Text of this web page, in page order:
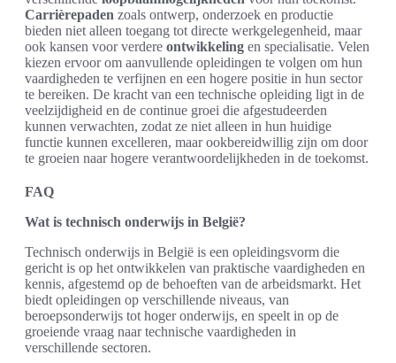
Carrièrepaden zoals ontwerp, onderzoek en productie
bieden niet alleen toegang tot directe werkgelegenheid, maar
ook kansen voor verdere ontwikkeling en specialisatie. Velen
kiezen ervoor om aanvullende opleidingen te volgen om hun
vaardigheden te verfijnen en een hogere positie in hun sector
te bereiken. De kracht van een technische opleiding ligt in de
veelzijdigheid en de continue groei die afgestudeerden
kunnen verwachten, zodat ze niet alleen in hun huidige
functie kunnen excelleren, maar ookbereidwillig zijn om door
te groeien naar hogere verantwoordelijkheden in de toekomst.
FAQ
Wat is technisch onderwijs in België?
Technisch onderwijs in België is een opleidingsvorm die
gericht is op het ontwikkelen van praktische vaardigheden en
kennis, afgestemd op de behoeften van de arbeidsmarkt. Het
biedt opleidingen op verschillende niveaus, van
beroepsonderwijs tot hoger onderwijs, en speelt in op de
groeiende vraag naar technische vaardigheden in
verschillende sectoren.